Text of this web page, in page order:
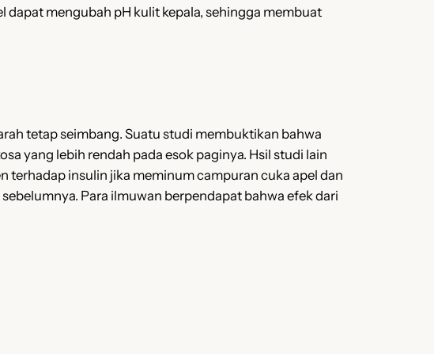
dapat mengubah pH kulit kepala, sehingga membuat
tetap seimbang. Suatu studi membuktikan bahwa
yang lebih rendah pada esok paginya. Hsil studi lain
insulin jika meminum campuran cuka apel dan
Para ilmuwan berpendapat bahwa efek dari